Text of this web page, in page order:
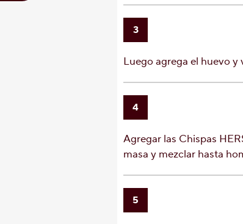
3
Luego agrega el huevo y
4
Agregar las Chispas
masa y mezclar hasta
5